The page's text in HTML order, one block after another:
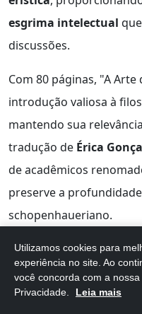
esgrima intelectual
discussões.
Com 80 páginas, "A Arte
introdução valiosa à
mantendo sua
tradução de Érica
de acadêmicos
preserve a
schopenhaueriano.
Vantagens principais:
Técnicas eficazes
Utilizamos cookies para
experiência no site. Ao
você concorda com a
Privacidade.
Leia mais